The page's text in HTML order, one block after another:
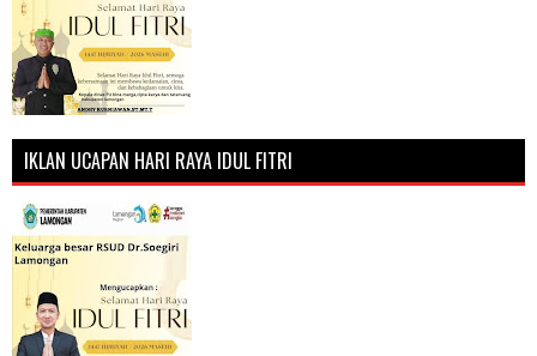
IKLAN UCAPAN HARI RAYA IDUL FITRI